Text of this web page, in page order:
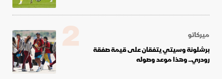
ميركاتو
برشلونة وسيتي يتفقان على قيمة صفقة
رودري.. وهذا موعد وصوله
2